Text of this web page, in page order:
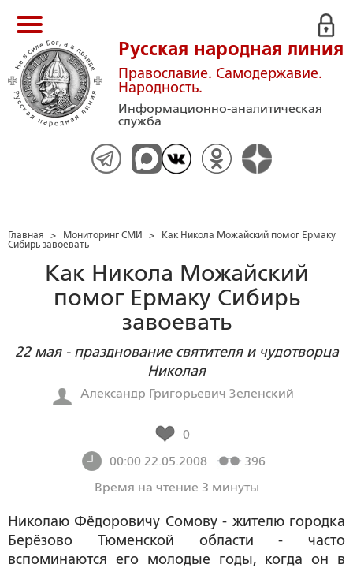
Русская народная линия
Православие. Самодержавие.
Народность.
Информационно-аналитическая
служба
Главная > Мониторинг СМИ >
Как Никола Можайский помог Ермаку
Сибирь завоевать
Как Никола Можайский
помог Ермаку Сибирь
завоевать
22 мая - празднование святителя и чудотворца
Николая
Александр Григорьевич Зеленский
0
00:00 22.05.2008
396
Время на чтение 3 минуты
Николаю Фёдоровичу Сомову - жителю городка
Берёзово Тюменской области - часто
вспоминаются его молодые годы, когда он в